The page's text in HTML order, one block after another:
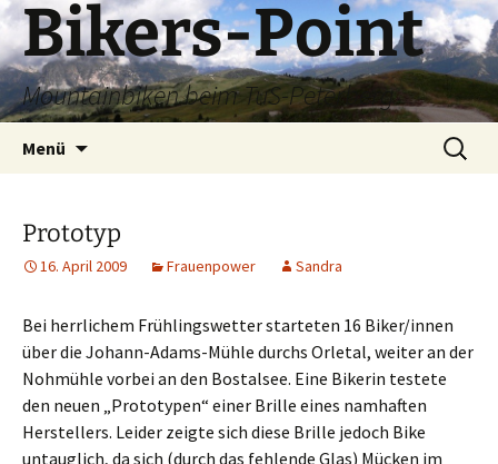
Zum
Inhalt
springen
Bikers-Point
Mountainbiken beim TuS-Peterberg
Menü
Suchen
nach:
Prototyp
16. April 2009 Frauenpower Sandra
Bei herrlichem Frühlingswetter starteten 16 Biker/innen
über die Johann-Adams-Mühle durchs Orletal, weiter an der
Nohmühle vorbei an den Bostalsee. Eine Bikerin testete
den neuen „Prototypen“ einer Brille eines namhaften
Herstellers. Leider zeigte sich diese Brille jedoch Bike
untauglich, da sich (durch das fehlende Glas) Mücken im